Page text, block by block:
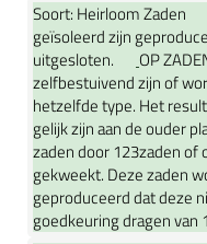
Soort: Heirloom Zaden
geïsoleerd zijn
uitgesloten.
OP
zelfbestuivend zijn of
hetzelfde type. Het
gelijk zijn aan de ouder
zaden door 123zaden of
gekweekt. Deze zaden
geproduceerd dat deze
goedkeuring dragen van